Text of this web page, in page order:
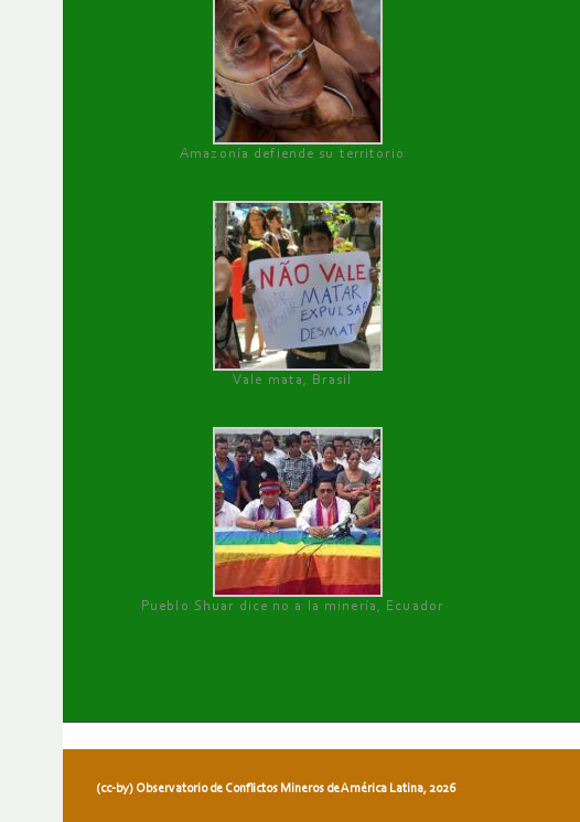
Amazonía defiende su territorio
Vale mata, Brasil
Pueblo Shuar dice no a la minería, Ecuador
(cc-by) Observatorio de Conflictos Mineros de América Latina, 2026